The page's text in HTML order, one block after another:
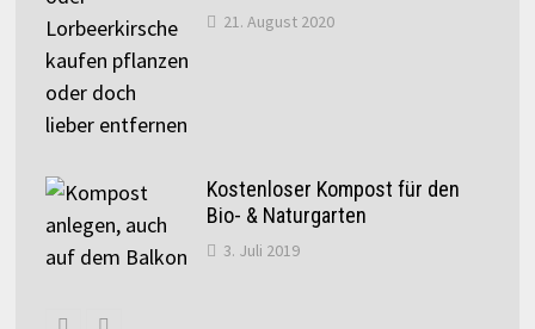
21. August 2020
Kostenloser Kompost für den
Bio- & Naturgarten
3. Juli 2019